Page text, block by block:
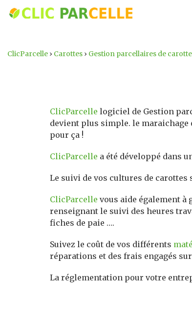
ClicParcelle › Carottes › Gestion parcellaires de
ClicParcelle logiciel de Gestion
devient plus simple. le maraichage
pour ça !
ClicParcelle a été développé dans
Le suivi de vos cultures de
ClicParcelle vous aide également
renseignant le suivi des heures
fiches de paie ….
Suivez le coût de vos différents
réparations et des frais engagés
La réglementation pour votre